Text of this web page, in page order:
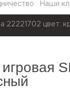
Наши
22221702 цвет: